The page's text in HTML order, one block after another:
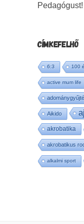
Pedagógust!
CÍMKEFELHŐ
6:3 100
active mum life
Aikido
akrobatika
akrobatikus
alkalmi sport